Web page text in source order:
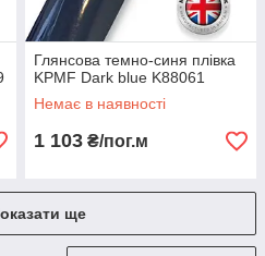
Глянсова темно-синя плівка
KPMF Dark blue K88061
Немає в наявності
1 103 ₴/пог.м
ще